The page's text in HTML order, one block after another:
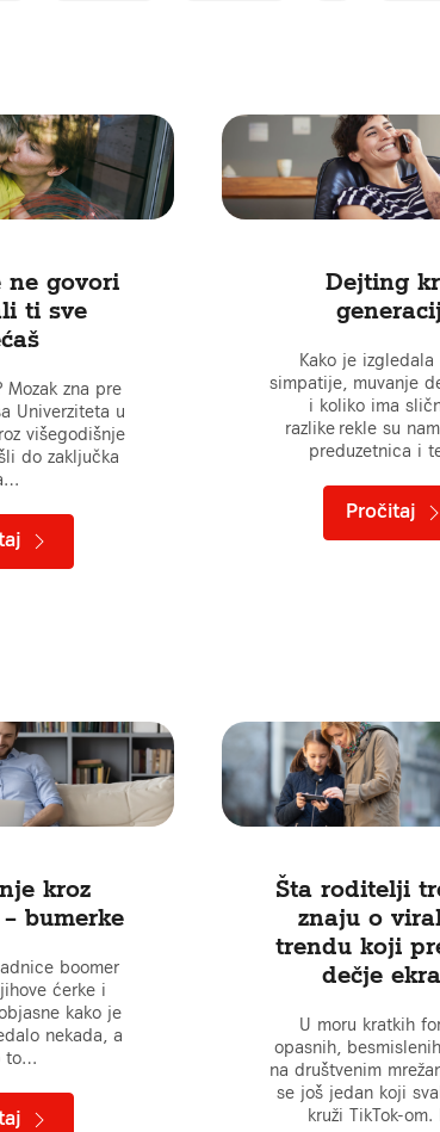
ne govori
ti sve
Mozak zna pre
Univerziteta u
višegodišnje
do zaključka
Dejting
Kako je izgledala
simpatije, muvanje
i koliko ima
razlike rekle su
preduzetnica i
Pročitaj
kroz
bumerke
boomer
ćerke i
kako je
nekada, a
to…
Šta roditelji
znaju o
trendu koji
dečje
U moru kratkih
opasnih,
na društvenim
se još jedan koji
kruži TikTok-